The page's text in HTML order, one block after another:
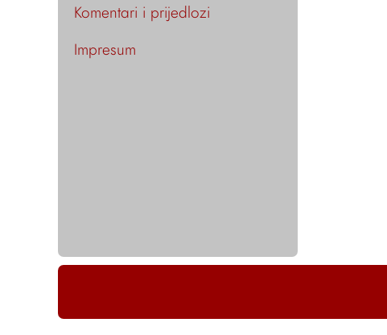
Komentari i prijedlozi
Impresum